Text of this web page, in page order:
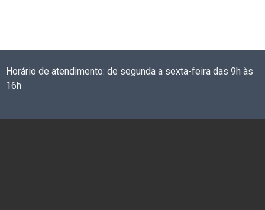
Horário de atendimento: de segunda a sexta-feira das 9h às
16h